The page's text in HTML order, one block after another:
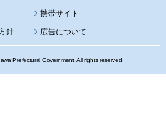
携帯サイト
針 広告について
Prefectural Government. All rights reserved.